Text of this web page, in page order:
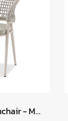
JACK | Dining armchair - Mocha